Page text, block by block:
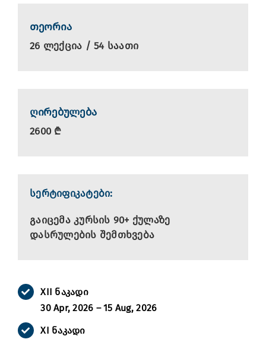
თეორია
26 ლექცია / 54 საათი
ღირებულება
2600 ₾
სერტიფიკატები:
გაიცემა კურსის 90+ ქულაზე
დასრულების შემთხვება
XII ნაკადი
30 Apr, 2026 –15 Aug, 2026
XI ნაკადი